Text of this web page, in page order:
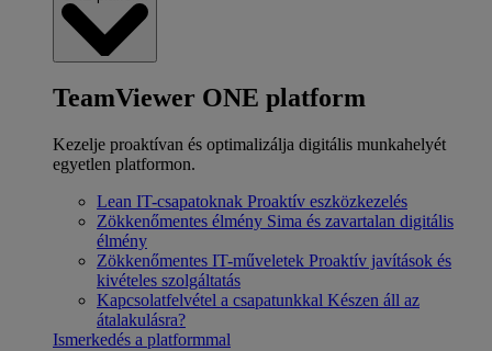
TeamViewer ONE platform
Kezelje proaktívan és optimalizálja digitális munkahelyét
egyetlen platformon.
Lean IT-csapatoknak Proaktív eszközkezelés
Zökkenőmentes élmény Sima és zavartalan digitális
élmény
Zökkenőmentes IT-műveletek Proaktív javítások és
kivételes szolgáltatás
Kapcsolatfelvétel a csapatunkkal Készen áll az
átalakulásra?
Ismerkedés a platformmal